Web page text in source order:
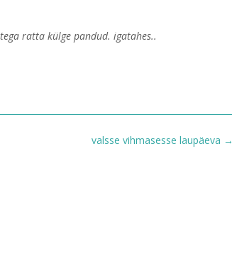
ratta külge pandud. igatahes..
valsse vihmasesse laupäeva →